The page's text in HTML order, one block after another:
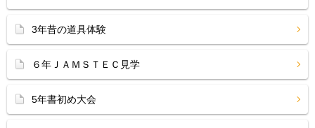
3年昔の道具体験
６年ＪＡＭＳＴＥＣ見学
5年書初め大会